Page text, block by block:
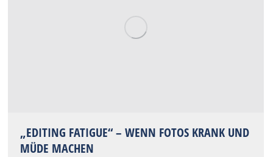
„EDITING FATIGUE“ – WENN FOTOS KRANK UND
MÜDE MACHEN